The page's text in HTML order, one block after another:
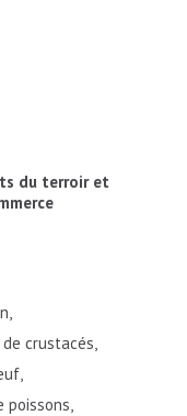
du terroir et
crustacés,
poissons,